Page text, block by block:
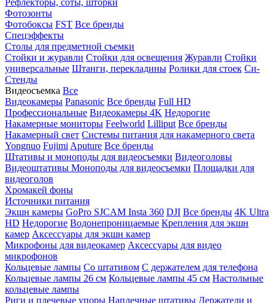
Рефлекторы, соты, шторки
Фотозонты
Фотобоксы FST Все бренды
Спецэффекты
Столы для предметной съемки
Стойки и журавли Стойки для освещения Журавли Стойки
универсальные Штанги, перекладины Ролики для стоек Си-
Стенды
Видеосъемка Все
Видеокамеры Panasonic Все бренды Full HD
Профессиональные Видеокамеры 4K Недорогие
Накамерные мониторы Feelworld Lilliput Все бренды
Накамерный свет Системы питания для накамерного света
Yongnuo Fujimi Aputure Все бренды
Штативы и моноподы для видеосъемки Видеоголовы
Видеоштативы Моноподы для видеосъемки Площадки для
видеоголов
Хромакей фоны
Источники питания
Экшн камеры GoPro SJCAM Insta 360 DJI Все бренды 4K Ultra
HD Недорогие Водонепроницаемые Крепления для экшн
камер Аксессуары для экшн камер
Микрофоны для видеокамер Аксессуары для видео
микрофонов
Кольцевые лампы Со штативом C держателем для телефона
Кольцевые лампы 26 см Кольцевые лампы 45 см Настольные
кольцевые лампы
Риги и плечевые упоры Наплечные штативы Держатели и